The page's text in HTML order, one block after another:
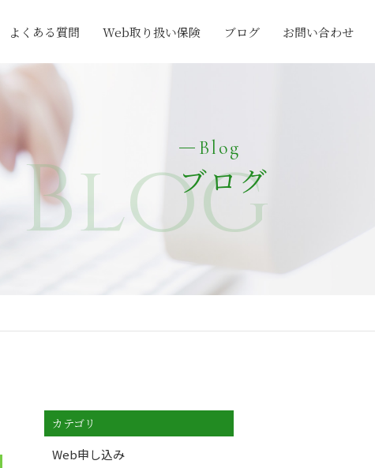
よくある質問 Web取り扱い保険 ブログ お問い合わせ
Blog
ブログ
Blog
カテゴリ
Web申し込み